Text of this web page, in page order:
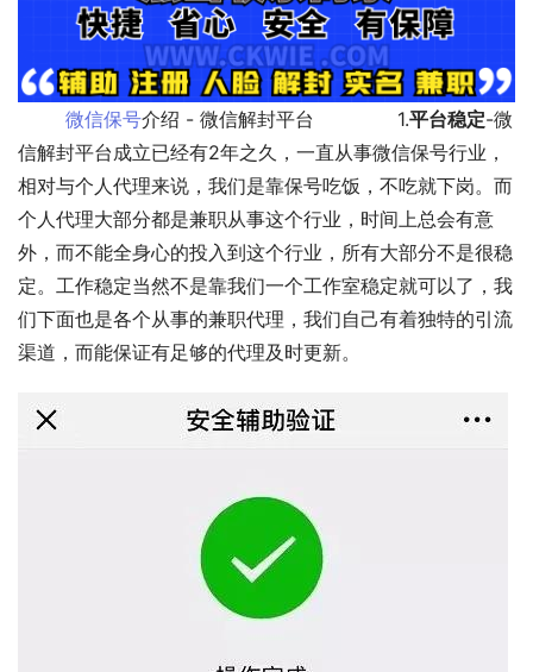
微信保号介绍 - 微信解封平台              1.平台稳定-微
信解封平台成立已经有2年之久，一直从事微信保号行业，
相对与个人代理来说，我们是靠保号吃饭，不吃就下岗。而
个人代理大部分都是兼职从事这个行业，时间上总会有意
外，而不能全身心的投入到这个行业，所有大部分不是很稳
定。工作稳定当然不是靠我们一个工作室稳定就可以了，我
们下面也是各个从事的兼职代理，我们自己有着独特的引流
渠道，而能保证有足够的代理及时更新。